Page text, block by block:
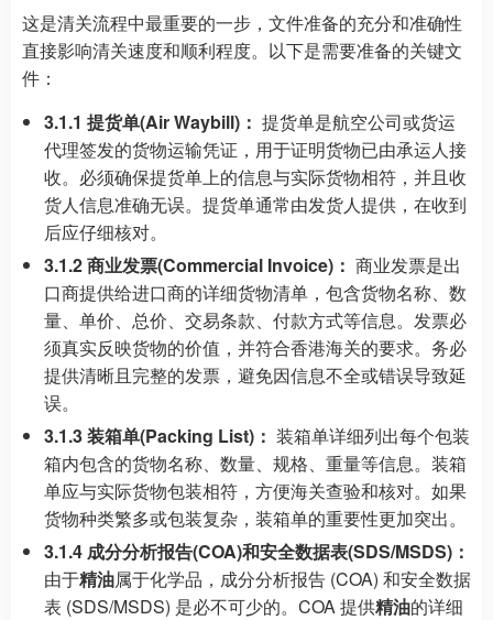
这是清关流程中最重要的一步，文件准备的充分和准确性
直接影响清关速度和顺利程度。以下是需要准备的关键文
件：
3.1.1 提货单(Air Waybill)： 提货单是航空公司或货运
代理签发的货物运输凭证，用于证明货物已由承运人接
收。必须确保提货单上的信息与实际货物相符，并且收
货人信息准确无误。提货单通常由发货人提供，在收到
后应仔细核对。
3.1.2 商业发票(Commercial Invoice)： 商业发票是出
口商提供给进口商的详细货物清单，包含货物名称、数
量、单价、总价、交易条款、付款方式等信息。发票必
须真实反映货物的价值，并符合香港海关的要求。务必
提供清晰且完整的发票，避免因信息不全或错误导致延
误。
3.1.3 装箱单(Packing List)： 装箱单详细列出每个包装
箱内包含的货物名称、数量、规格、重量等信息。装箱
单应与实际货物包装相符，方便海关查验和核对。如果
货物种类繁多或包装复杂，装箱单的重要性更加突出。
3.1.4 成分分析报告(COA)和安全数据表(SDS/MSDS)：
由于精油属于化学品，成分分析报告 (COA) 和安全数据
表 (SDS/MSDS) 是必不可少的。COA 提供精油的详细